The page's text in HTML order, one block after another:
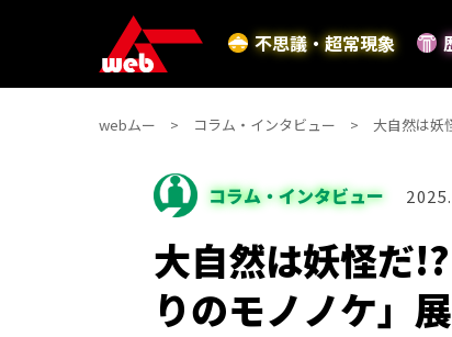
不思議・超常現象
webムー コラム・インタビュー 大自然は妖
コラム・インタビュー
大自然は妖怪だ
りのモノノケ」